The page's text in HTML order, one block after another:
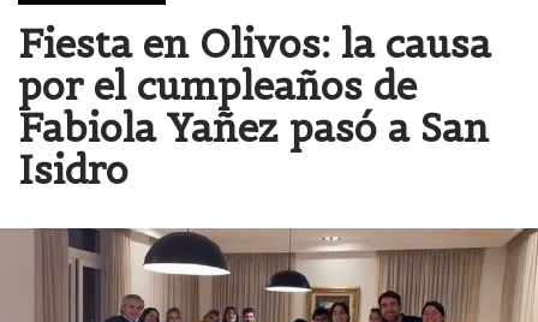
Fiesta en Olivos: la causa
por el cumpleaños de
Fabiola Yañez pasó a San
Isidro